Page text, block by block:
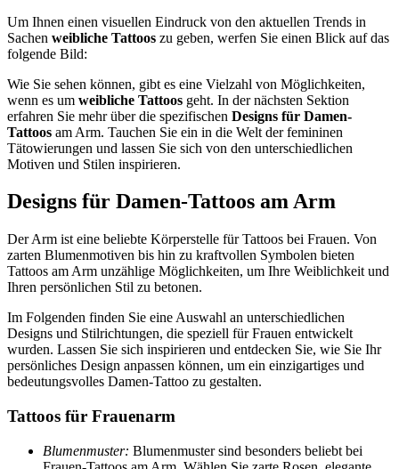
Um Ihnen einen visuellen Eindruck von den aktuellen Trends in
Sachen weibliche Tattoos zu geben, werfen Sie einen Blick auf das
folgende Bild:
Wie Sie sehen können, gibt es eine Vielzahl von Möglichkeiten,
wenn es um weibliche Tattoos geht. In der nächsten Sektion
erfahren Sie mehr über die spezifischen Designs für Damen-
Tattoos am Arm. Tauchen Sie ein in die Welt der femininen
Tätowierungen und lassen Sie sich von den unterschiedlichen
Motiven und Stilen inspirieren.
Designs für Damen-Tattoos am Arm
Der Arm ist eine beliebte Körperstelle für Tattoos bei Frauen. Von
zarten Blumenmotiven bis hin zu kraftvollen Symbolen bieten
Tattoos am Arm unzählige Möglichkeiten, um Ihre Weiblichkeit und
Ihren persönlichen Stil zu betonen.
Im Folgenden finden Sie eine Auswahl an unterschiedlichen
Designs und Stilrichtungen, die speziell für Frauen entwickelt
wurden. Lassen Sie sich inspirieren und entdecken Sie, wie Sie Ihr
persönliches Design anpassen können, um ein einzigartiges und
bedeutungsvolles Damen-Tattoo zu gestalten.
Tattoos für Frauenarm
Blumenmuster: Blumenmuster sind besonders beliebt bei